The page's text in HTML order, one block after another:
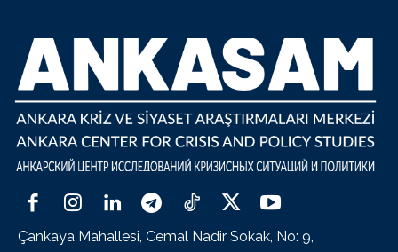
Çankaya Mahallesi, Cemal Nadir Sokak, No: 9,